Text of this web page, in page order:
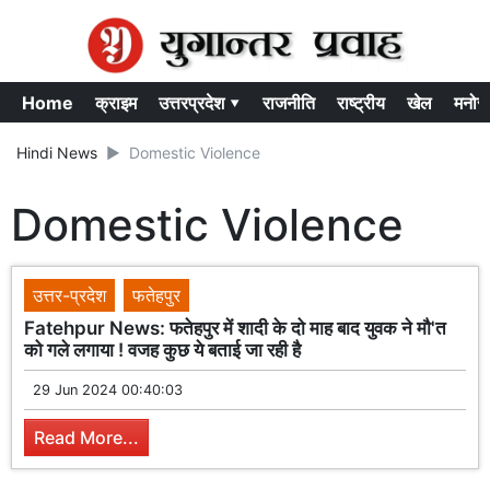
Home क्राइम उत्तरप्रदेश ▾ राजनीति राष्ट्रीय खेल
Hindi News Domestic Violence
Domestic Violence
उत्तर-प्रदेश
फतेहपुर
Fatehpur News: फतेहपुर में शादी के दो माह बाद युवक ने मौ'त
को गले लगाया ! वजह कुछ ये बताई जा रही है
29 Jun 2024 00:40:03
Read More...